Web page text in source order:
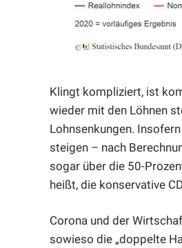
Klingt kompliziert, ist
wieder mit den Löhnen
Lohnsenkungen.
steigen – nach
sogar über die 50-
heißt, die konservative
Corona und der
sowieso die „doppelte